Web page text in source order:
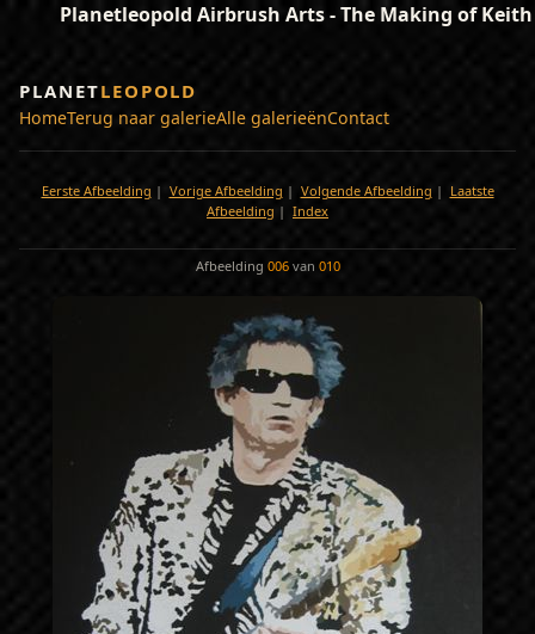
Planetleopold Airbrush Arts - The Making of
PLANETLEOPOLD
HomeTerug naar galerieAlle galerieënContact
Eerste Afbeelding | Vorige Afbeelding | Volgende Afbeelding | Laatste
Afbeelding | Index
Afbeelding 006van 010